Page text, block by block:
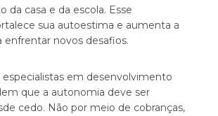
da casa e da escola. Esse
sua autoestima e aumenta a
enfrentar novos desafios.
especialistas em desenvolvimento
que a autonomia deve ser
cedo. Não por meio de cobranças,